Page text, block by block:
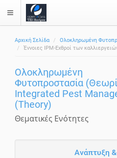
$langMenu
Αρχική Σελίδα
Ολοκληρωμένη
Έννοιες IPM-Εχθροί των
Ολοκληρωμένη
Φυτοπροστασία
Integrated Pest
(Theory)
Θεματικές Ενότητες
Ανάπτυξη